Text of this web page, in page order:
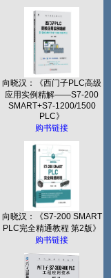
向晓汉：《西门子PLC高级
应用实例精解——S7-200
SMART+S7-1200/1500
PLC》
购书链接
向晓汉：《S7-200 SMART
PLC完全精通教程 第2版》
购书链接